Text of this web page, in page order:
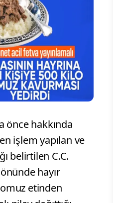
önce hakkında
işlem yapılan ve
belirtilen C.C.
hayır
etinden